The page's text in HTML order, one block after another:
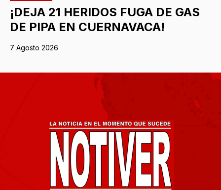
¡DEJA 21 HERIDOS FUGA DE GAS
DE PIPA EN CUERNAVACA!
7 Agosto 2026